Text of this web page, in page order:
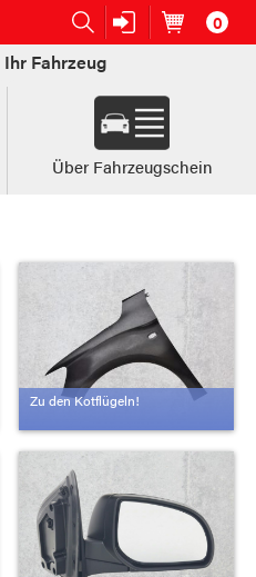
Artikel im
0
Fahrzeug
Über Fahrzeugschein
Zu den Kotflügeln!